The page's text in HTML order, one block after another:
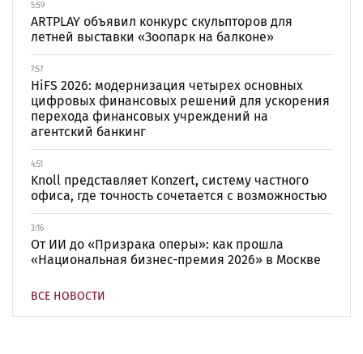
5:59
ARTPLAY объявил конкурс скульпторов для
летней выставки «Зоопарк на балконе»
7:57
HiFS 2026: модернизация четырех основных
цифровых финансовых решений для ускорения
перехода финансовых учреждений на
агентский банкинг
4:51
Knoll представляет Konzert, систему частного
офиса, где точность сочетается с возможностью
3:16
От ИИ до «Призрака оперы»: как прошла
«Национальная бизнес-премия 2026» в Москве
ВСЕ НОВОСТИ